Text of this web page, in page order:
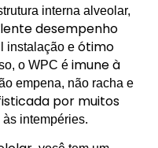
interna alveolar,
desempenho
instalação e ótimo
o WPC é imune à
empena, não racha e
por muitos
intempéries.